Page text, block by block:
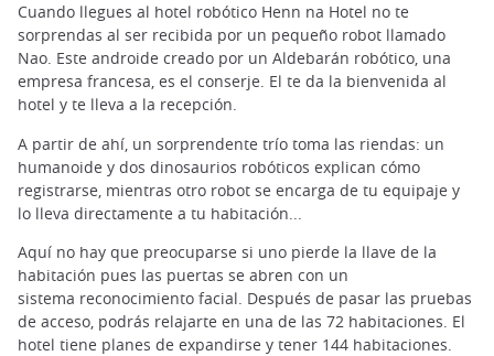
Cuando llegues al hotel robótico Henn na Hotel no te
sorprendas al ser recibida por un pequeño robot llamado
Nao. Este androide creado por un Aldebarán robótico, una
empresa francesa, es el conserje. El te da la bienvenida al
hotel y te lleva a la recepción.
A partir de ahí, un sorprendente trío toma las riendas: un
humanoide y dos dinosaurios robóticos explican cómo
registrarse, mientras otro robot se encarga de tu equipaje y
lo lleva directamente a tu habitación...
Aquí no hay que preocuparse si uno pierde la llave de la
habitación pues las puertas se abren con un
sistema reconocimiento facial. Después de pasar las pruebas
de acceso, podrás relajarte en una de las 72 habitaciones. El
hotel tiene planes de expandirse y tener 144 habitaciones.